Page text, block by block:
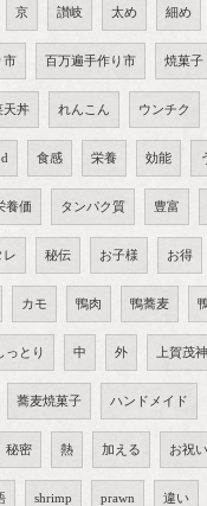
京 讃岐 太め 細め
市 百万遍手作り市 焼菓子
天丼 れんこん ウンチク
食感 栄養 効能
養価 タンパク質 豊富
レ 秘伝 お子様 お得
カモ 鴨肉 鴨蕎麦
っとり 中 外 上賀茂
蕎麦焼菓子 ハンドメイド
秘密 熱 加える お祝い
shrimp prawn 違い